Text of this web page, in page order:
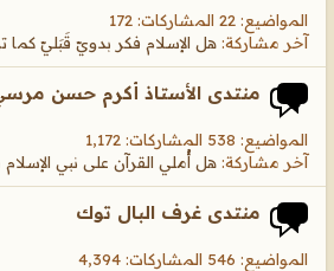
المواضيع: 22 المشاركات: 172
آخر مشاركة: هل الإسلام فكر بدويّ قَبَليّ كما
منتدى الأستاذ أكرم حسن
المواضيع: 538 المشاركات: 1,172
آخر مشاركة: هل أُملي القرآن على نبي
منتدى غرف البال توك
المواضيع: 546 المشاركات: 4,394